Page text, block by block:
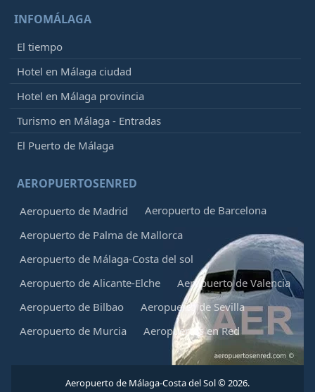
INFOMÁLAGA
El tiempo
Hotel en Málaga ciudad
Hotel en Málaga provincia
Turismo en Málaga - Entradas
El Puerto de Málaga
AEROPUERTOSENRED
Aeropuerto de Madrid
Aeropuerto de Barcelona
Aeropuerto de Palma de Mallorca
Aeropuerto de Málaga-Costa del sol
Aeropuerto de Alicante-Elche
Aeropuerto de Valencia
Aeropuerto de Bilbao
Aeropuerto de Sevilla
Aeropuerto de Murcia
Aeropuertos en Red
Aeropuerto de Málaga-Costa del Sol © 2026.